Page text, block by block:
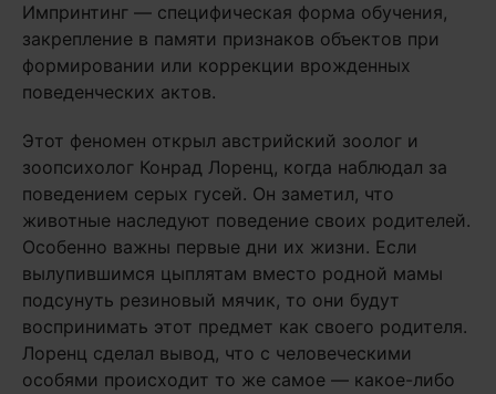
Импринтинг — специфическая форма обучения,
закрепление в памяти признаков объектов при
формировании или коррекции врожденных
поведенческих актов.
Этот феномен открыл австрийский зоолог и
зоопсихолог Конрад Лоренц, когда наблюдал за
поведением серых гусей. Он заметил, что
животные наследуют поведение своих родителей.
Особенно важны первые дни их жизни. Если
вылупившимся цыплятам вместо родной мамы
подсунуть резиновый мячик, то они будут
воспринимать этот предмет как своего родителя.
Лоренц сделал вывод, что с человеческими
особями происходит то же самое — какое-либо